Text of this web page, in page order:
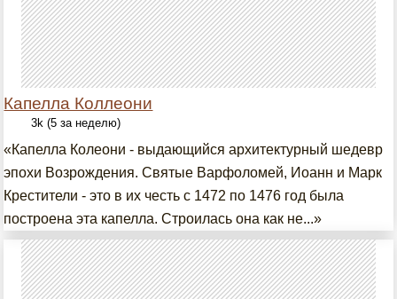
Капелла Коллеони
3k (5 за неделю)
«Капелла Колеони - выдающийся архитектурный шедевр
эпохи Возрождения. Святые Варфоломей, Иоанн и Марк
Крестители - это в их честь с 1472 по 1476 год была
построена эта капелла. Строилась она как не...»